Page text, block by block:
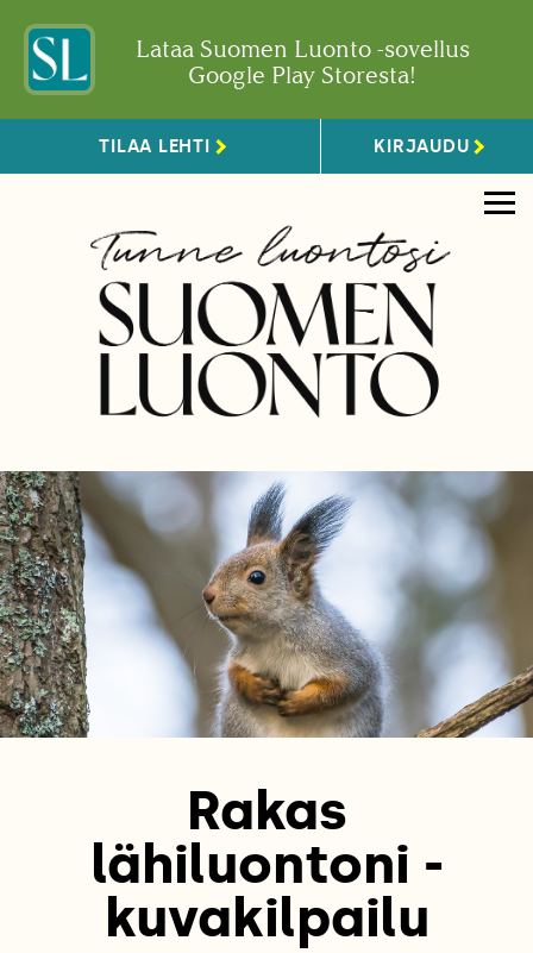
Lataa Suomen Luonto -sovellus
Google Play Storesta!
TILAA LEHTI KIRJAUDU
Rakas
lähiluontoni -
kuvakilpailu